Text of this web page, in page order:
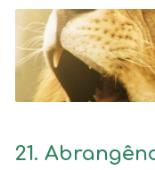
21.